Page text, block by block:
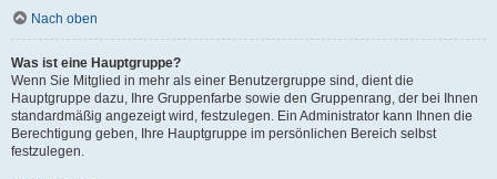
Nach oben
Was ist eine Hauptgruppe?
Wenn Sie Mitglied in mehr als einer Benutzergruppe sind, dient die
Hauptgruppe dazu, Ihre Gruppenfarbe sowie den Gruppenrang, der bei Ihnen
standardmäßig angezeigt wird, festzulegen. Ein Administrator kann Ihnen die
Berechtigung geben, Ihre Hauptgruppe im persönlichen Bereich selbst
festzulegen.